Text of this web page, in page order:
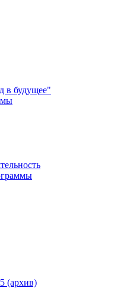
в будущее"
(архив)